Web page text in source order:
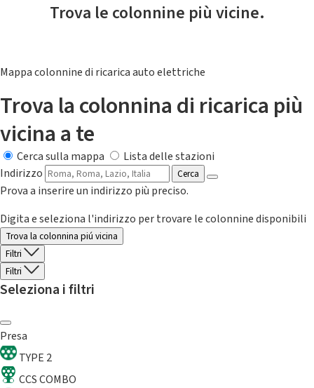
Trova le colonnine più vicine.
Mappa colonnine di ricarica auto elettriche
Trova la colonnina di ricarica più
vicina a te
Cerca sulla mappa
Lista delle stazioni
Indirizzo
Cerca
Prova a inserire un indirizzo più preciso.
Digita e seleziona l'indirizzo per trovare le colonnine disponibili
Trova la colonnina piú vicina
Filtri
Filtri
Seleziona i filtri
Presa
TYPE 2
CCS COMBO